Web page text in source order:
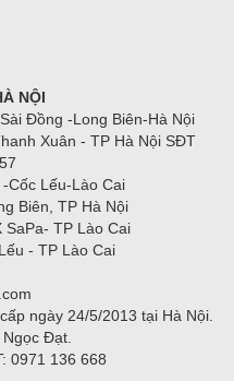
NỘI
Đồng -Long Biên-Hà Nội
Xuân - TP Hà Nội SĐT
Cốc Lếu-Lào Cai
Biên, TP Hà Nội
SaPa- TP Lào Cai
- TP Lào Cai
ngày 24/5/2013 tại Hà Nội.
Đạt.
0971 136 668